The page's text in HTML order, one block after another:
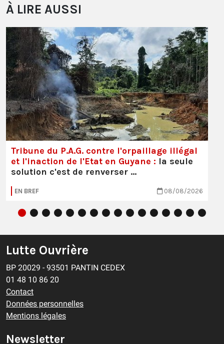
À LIRE AUSSI
Tribune du P.A.G. contre l'orpaillage illégal
et l'inaction de l'Etat en Guyane : la seule
solution c'est de renverser …
EN BREF 08/08/2026
Lutte Ouvrière
BP 20029 - 93501 PANTIN CEDEX
01 48 10 86 20
Contact
Données personnelles
Mentions légales
Newsletter